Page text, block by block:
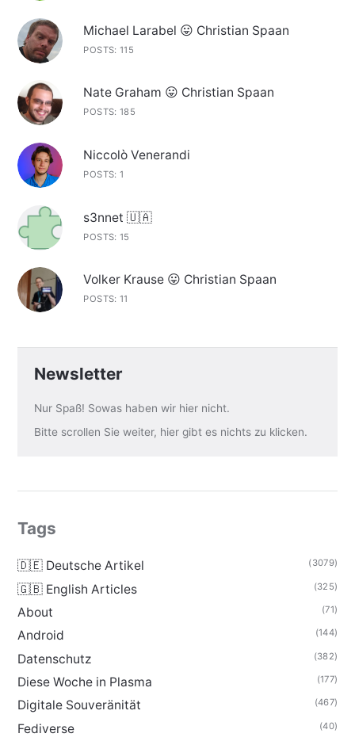
Michael Larabel 😛 Christian Spaan
POSTS: 115
Nate Graham 😛 Christian Spaan
POSTS: 185
Niccolò Venerandi
POSTS: 1
s3nnet 🇺🇦
POSTS: 15
Volker Krause 😛 Christian Spaan
POSTS: 11
Newsletter
Nur Spaß! Sowas haben wir hier nicht.
Bitte scrollen Sie weiter, hier gibt es nichts zu klicken.
Tags
🇩🇪 Deutsche Artikel (3079)
🇬🇧 English Articles (325)
About (71)
Android (144)
Datenschutz (382)
Diese Woche in Plasma (177)
Digitale Souveränität (467)
Fediverse (40)